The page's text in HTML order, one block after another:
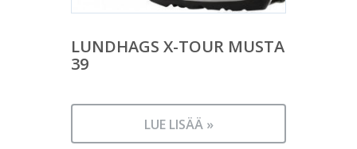
LUNDHAGS X-TOUR MUSTA
39
LUE LISÄÄ »